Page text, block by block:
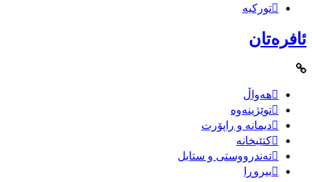
تورکیە
ئافرەتان
هەواڵ
توێژینەوە
دیمانە و راپۆرت
کتێبخانە
تەندرووستی و ستایل
بیروڕا